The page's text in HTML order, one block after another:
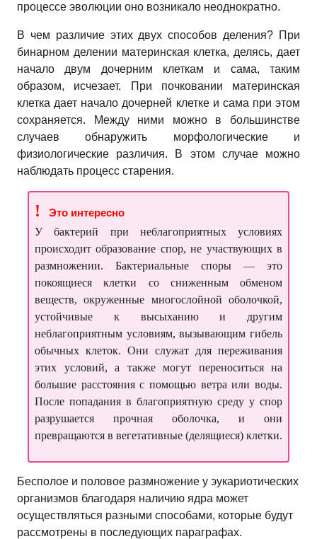
процессе эволюции оно возникало неоднократно.
В чем различие этих двух способов деления? При
бинарном делении материнская клетка, делясь, дает
начало двум дочерним клеткам и сама, таким
образом, исчезает. При почковании материнская
клетка дает начало дочерней клетке и сама при этом
сохраняется. Между ними можно в большинстве
случаев обнаружить морфологические и
физиологические различия. В этом случае можно
наблюдать процесс старения.
! Это интересно
У
бактерий при неблагоприятных условиях
происходит образование спор, не участвующих в
размножении. Бактериальные споры — это
покоящиеся клетки со сниженным обменом
веществ, окруженные многослойной оболочкой,
устойчивые к высыханию и другим
неблагоприятным условиям, вызывающим гибель
обычных клеток. Они служат для переживания
этих условий, а также могут переноситься на
большие расстояния с помощью ветра или воды.
После попадания в благоприятную среду у спор
разрушается прочная оболочка, и они
превращаются в вегетативные (делящиеся) клетки.
Бесполое и половое размножение у эукариотических
организмов благодаря наличию ядра может
осуществляться разными способами, которые будут
рассмотрены в последующих параграфах.